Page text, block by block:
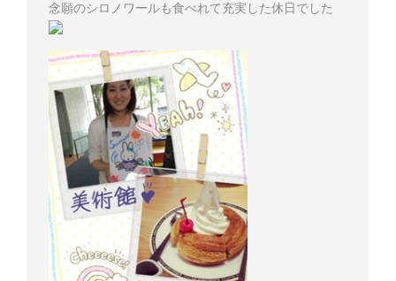
念願のシロノワールも食べれて充実した休日でした